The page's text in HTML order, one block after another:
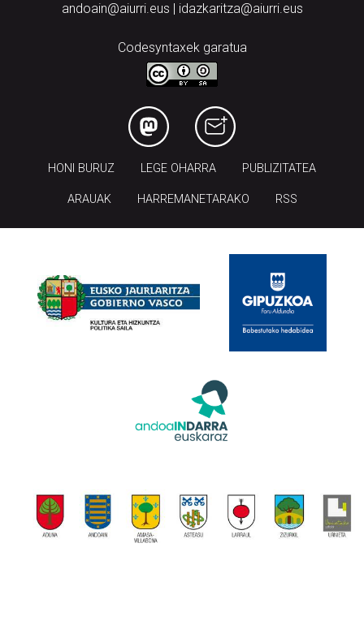
andoain@aiurri.eus | idazkaritza@aiurri.eus
Codesyntaxek garatua
HONI BURUZ LEGE OHARRA PUBLIZITATEA
ARAUAK HARREMANETARAKO RSS